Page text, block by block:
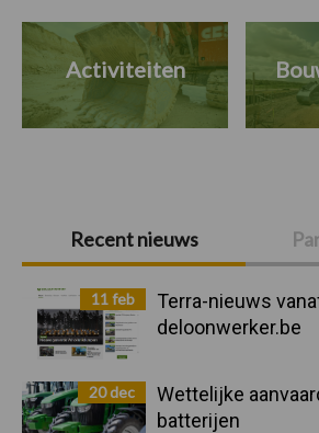
Primaire
Sidebar
Recent nieuws
11 feb
Terra-nieuws
deloonwerker.be
20 dec
Wettelijke
batterijen
Activiteiten